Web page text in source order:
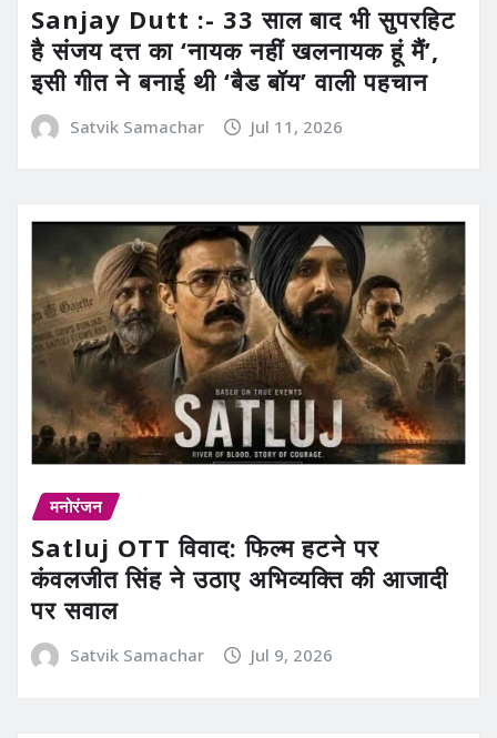
Sanjay Dutt :- 33 साल बाद भी सुपरहिट
है संजय दत्त का ‘नायक नहीं खलनायक हूं मैं’,
इसी गीत ने बनाई थी ‘बैड बॉय’ वाली पहचान
Satvik Samachar Jul 11, 2026
मनोरंजन
Satluj OTT विवाद: फिल्म हटने पर
कंवलजीत सिंह ने उठाए अभिव्यक्ति की आजादी
पर सवाल
Satvik Samachar Jul 9, 2026